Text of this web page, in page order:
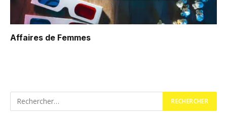
Affaires de Femmes